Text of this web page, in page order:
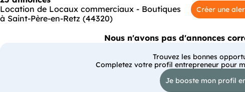
Location de Locaux commerciaux - Boutiques
à Saint-Père-en-Retz (44320)
Créer une
Nous n'avons pas d'annonces
Trouvez les bonnes
Completez votre profil entrepreneur pour
Je booste mon profil